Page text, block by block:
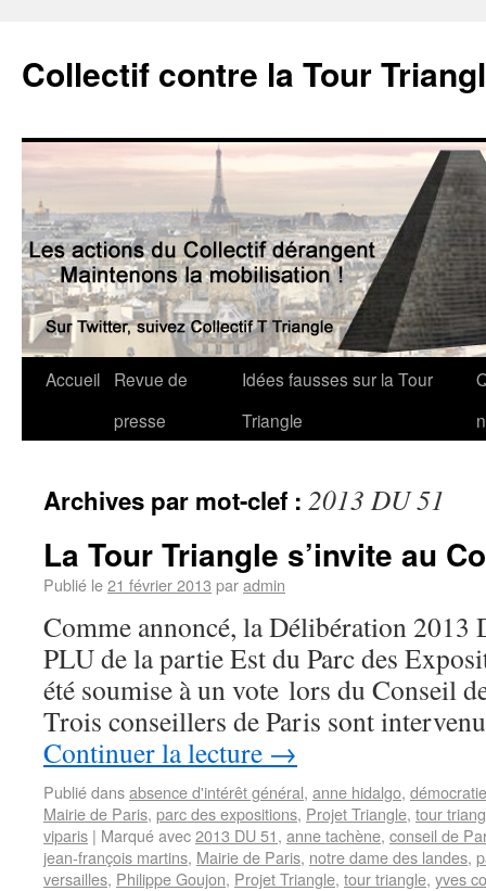
Collectif contre la Tour
Accueil
Revue de
presse
Idées fausses sur la Tour
Triangle
Archives par mot-clef : 2013 DU 51
La Tour Triangle s’invite au
Publié le21 février 2013 paradmin
Comme annoncé, la Délibération 2013
PLU de la partie Est du Parc des
été soumise à un vote lors du Conseil
Trois conseillers de Paris sont
Continuer la lecture →
Publié dansabsence d'intérêt général, anne hidalgo,
Mairie de Paris, parc des expositions, Projet Triangle, tour
viparis | Marqué avec2013 DU 51, anne tachène, conseil de
jean-françois martins, Mairie de Paris, notre dame des landes,
versailles, Philippe Goujon, Projet Triangle, tour triangle, yves